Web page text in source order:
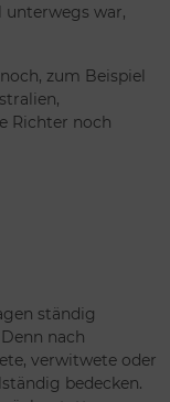
unterwegs war,
zum Beispiel
Richter noch
ständig
nach
verwitwete oder
bedecken.